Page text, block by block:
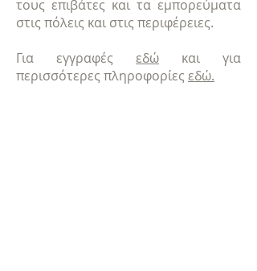
τους επιβάτες και τα εμπορεύματα
στις πόλεις και στις περιφέρειες.
Για εγγραφές εδώ και για
περισσότερες πληροφορίες εδώ.